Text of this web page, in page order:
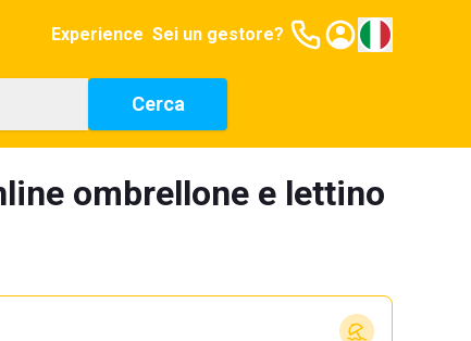
Experience Sei un gestore?
Cerca
ombrellone e lettino